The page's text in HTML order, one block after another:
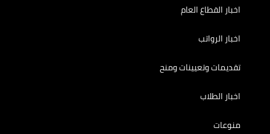
اخبار القطاع العام
اخبار الرواتب
تقديمات وتعيينات ومنح
اخبار الطلاب
منوعات